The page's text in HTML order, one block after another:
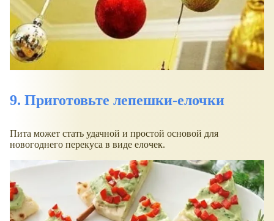
9. Приготовьте лепешки-елочки
Пита может стать удачной и простой основой для
новогоднего перекуса в виде елочек.